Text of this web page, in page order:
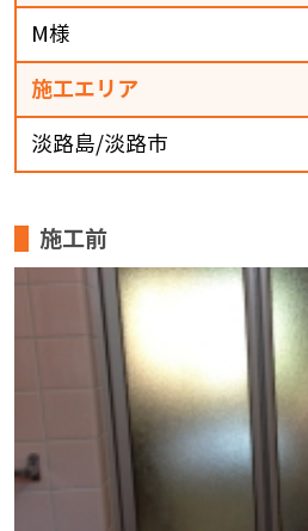
M様
施工エリア
淡路島/淡路市
施工前